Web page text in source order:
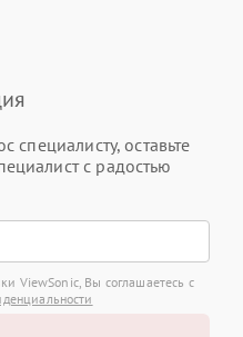
специалисту, оставьте
с радостью
ViewSonic, Вы соглашаетесь с